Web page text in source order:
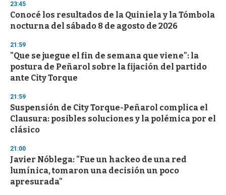
23:45
Conocé los resultados de la Quiniela y la Tómbola
nocturna del sábado 8 de agosto de 2026
21:59
"Que se juegue el fin de semana que viene": la
postura de Peñarol sobre la fijación del partido
ante City Torque
21:59
Suspensión de City Torque-Peñarol complica el
Clausura: posibles soluciones y la polémica por el
clásico
21:00
Javier Nóblega: "Fue un hackeo de una red
lumínica, tomaron una decisión un poco
apresurada"